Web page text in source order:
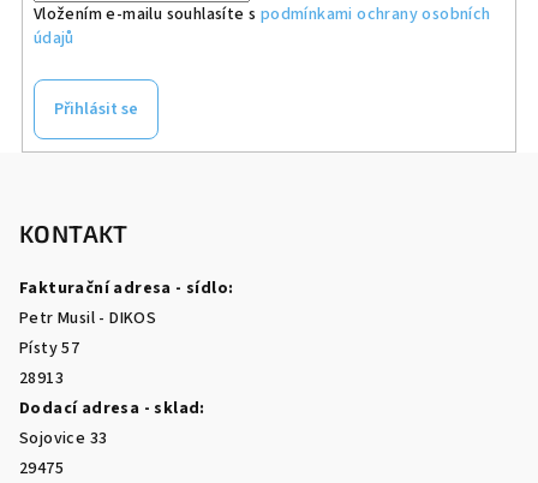
Vložením e-mailu souhlasíte s podmínkami ochrany osobních
údajů
Přihlásit se
KONTAKT
Fakturační adresa - sídlo:
Petr Musil - DIKOS
Písty 57
28913
Dodací adresa - sklad:
Sojovice 33
29475